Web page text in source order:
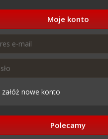
Moje konto
załóż nowe konto
Polecamy